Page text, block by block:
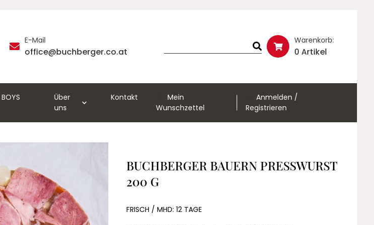
E-Mail
office@buchberger.co.at
Warenkorb:
0 Artikel
BOYS
Über
uns
Kontakt
Mein
Wunschzettel
Anmelden /
Registrieren
BUCHBERGER BAUERN PRESSWURST
200 G
FRISCH / MHD: 12 TAGE